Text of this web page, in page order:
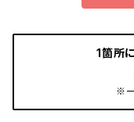
1箇所
※